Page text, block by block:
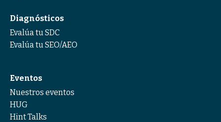
Diagnósticos
Evalúa tu SDC
Evalúa tu SEO/AEO
Eventos
Nuestros eventos
HUG
Hint Talks